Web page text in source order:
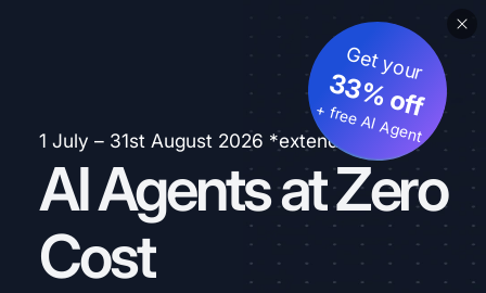
1 July – 31st August 2026 *extended
AI Agents at Zero
Cost
Get your
33% off
+ free AI Agent